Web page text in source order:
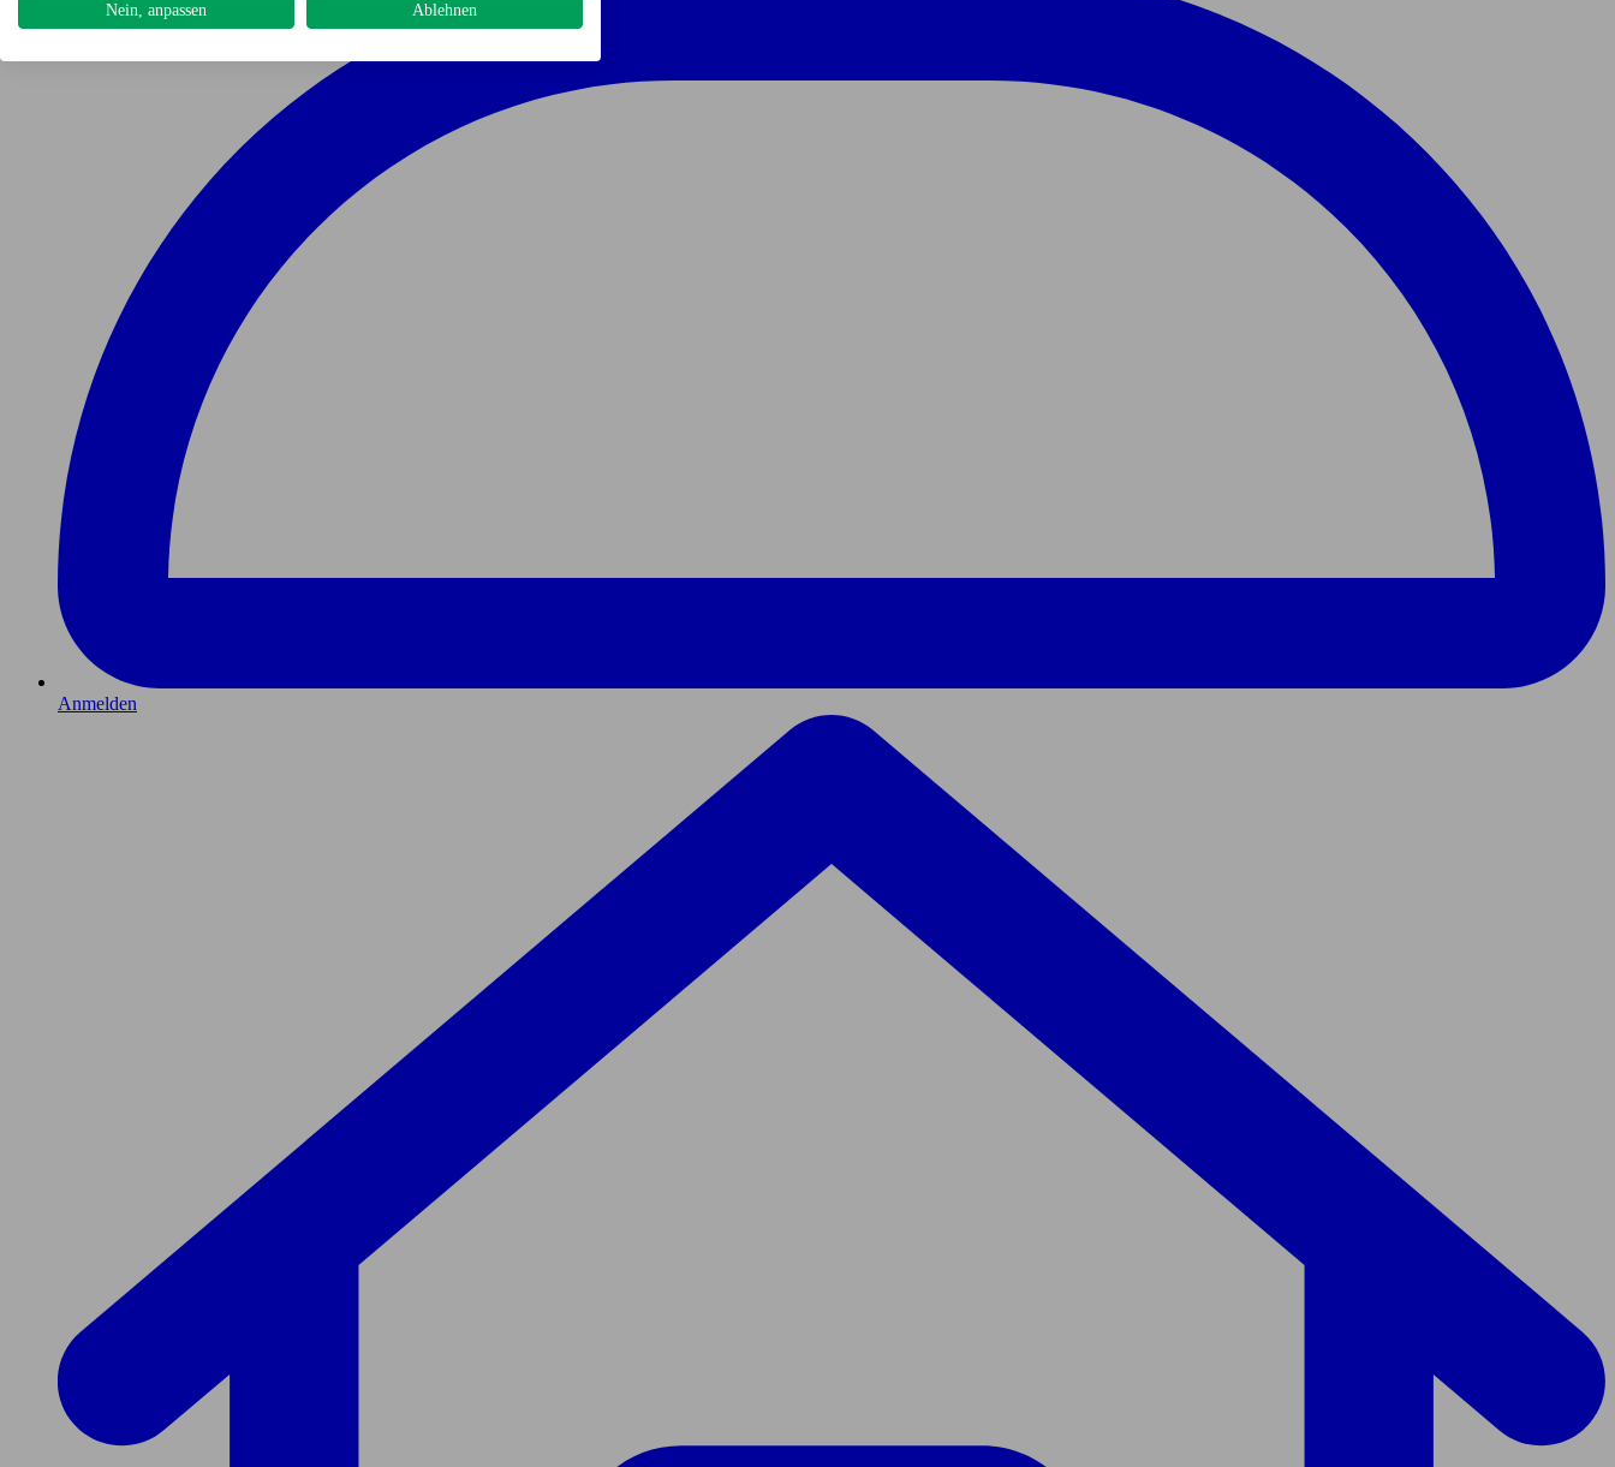
Anmelden
Nein, anpassen Ablehnen